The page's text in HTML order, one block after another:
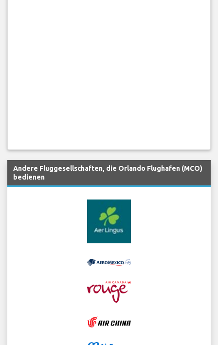
Andere Fluggesellschaften, die Orlando Flughafen (MCO)
bedienen